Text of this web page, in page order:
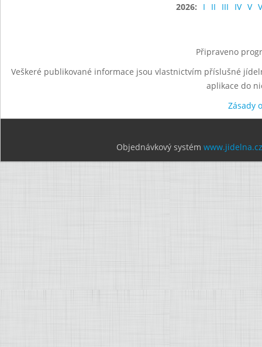
2026:
I II III IV V
Připraveno
Veškeré publikované informace jsou vlastnictvím příslušné
aplikace do
Zásady
Objednávkový systém www.jidelna.cz